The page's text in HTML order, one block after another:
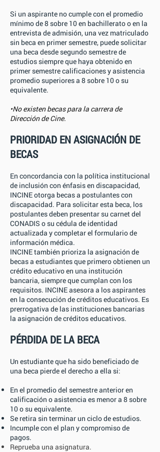
Si un aspirante no cumple con el promedio
mínimo de 8 sobre 10 en bachillerato o en la
entrevista de admisión, una vez matriculado
sin beca en primer semestre, puede solicitar
una beca desde segundo semestre de
estudios siempre que haya obtenido en
primer semestre calificaciones y asistencia
promedio superiores a 8 sobre 10 o su
equivalente.
•No existen becas para la carrera de
Dirección de Cine.
PRIORIDAD EN ASIGNACIÓN DE
BECAS
En concordancia con la política institucional
de inclusión con énfasis en discapacidad,
INCINE otorga becas a postulantes con
discapacidad. Para solicitar esta beca, los
postulantes deben presentar su carnet del
CONADIS o su cédula de identidad
actualizada y completar el formulario de
información médica.
INCINE también prioriza la asignación de
becas a estudiantes que primero obtienen un
crédito educativo en una institución
bancaria, siempre que cumplan con los
requisitos. INCINE asesora a los aspirantes
en la consecución de créditos educativos. Es
prerrogativa de las instituciones bancarias
la asignación de créditos educativos.
PÉRDIDA DE LA BECA
Un estudiante que ha sido beneficiado de
una beca pierde el derecho a ella si:
En el promedio del semestre anterior en
calificación o asistencia es menor a 8 sobre
10 o su equivalente.
Se retira sin terminar un ciclo de estudios.
Incumple con el plan y compromiso de
pagos.
Reprueba una asignatura.